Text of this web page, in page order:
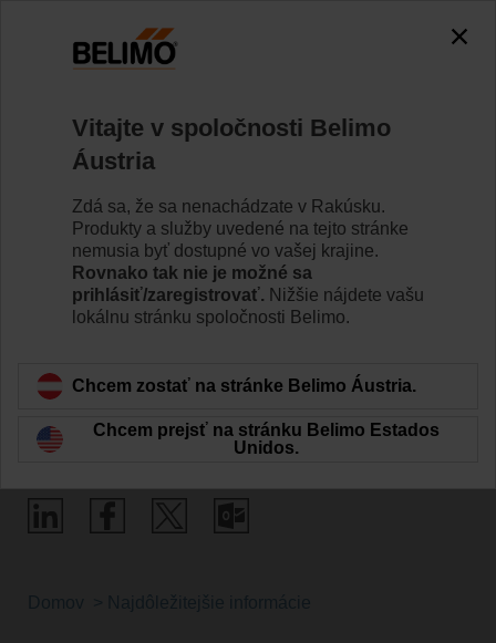
Ľudský život je
najvyššou prioritou
Vitajte v spoločnosti Belimo
Áustria
Zdá sa, že sa nenachádzate v Rakúsku.
Produkty a služby uvedené na tejto stránke
nemusia byť dostupné vo vašej krajine.
Rovnako tak nie je možné sa
prihlásiť/zaregistrovať. Nižšie nájdete vašu
lokálnu stránku spoločnosti Belimo.
Chcem zostať na stránke Belimo Áustria.
Chcem prejsť na stránku Belimo Estados
Unidos.